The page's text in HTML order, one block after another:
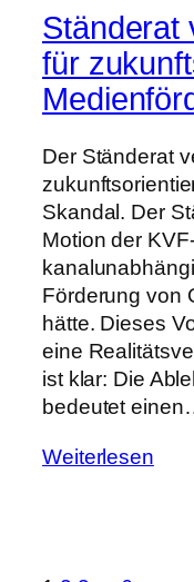
Ständerat
für
Der Ständerat
Skandal. Der
Motion der
Förderung von
hätte. Dieses
eine
ist klar: Die
bedeutet
Weiterlesen